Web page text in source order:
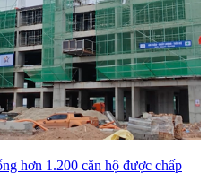
hơn 1.200 căn hộ được chấp